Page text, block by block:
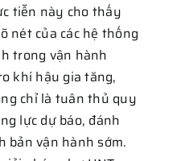
tiễn này cho thấy
nét của các hệ thống
trong vận hành
khí hậu gia tăng,
chỉ là tuân thủ quy
lực dự báo, đánh
bản vận hành sớm.